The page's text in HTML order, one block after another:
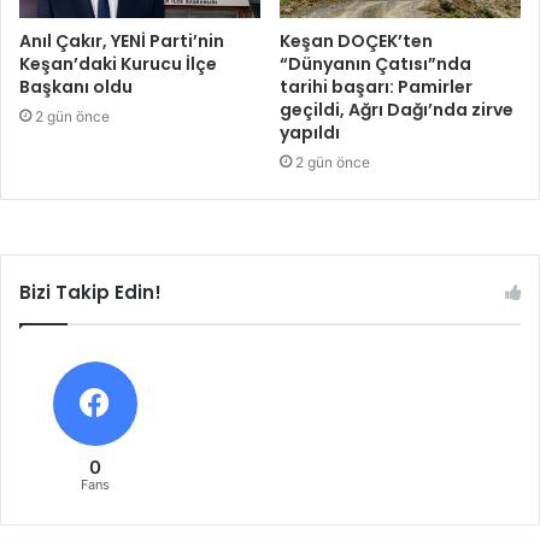
Anıl Çakır, YENİ Parti’nin
Keşan’daki Kurucu İlçe
Başkanı oldu
2 gün önce
Keşan DOÇEK’ten
“Dünyanın Çatısı”nda
tarihi başarı: Pamirler
geçildi, Ağrı Dağı’nda zirve
yapıldı
2 gün önce
Bizi Takip Edin!
0
Fans